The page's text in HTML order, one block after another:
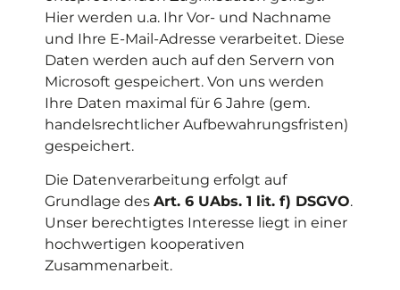
Hier werden u.a. Ihr Vor- und Nachname
und Ihre E-Mail-Adresse verarbeitet. Diese
Daten werden auch auf den Servern von
Microsoft gespeichert. Von uns werden
Ihre Daten maximal für 6 Jahre (gem.
handelsrechtlicher Aufbewahrungsfristen)
gespeichert.
Die Datenverarbeitung erfolgt auf
Grundlage des Art. 6 UAbs. 1 lit. f) DSGVO.
Unser berechtigtes Interesse liegt in einer
hochwertigen kooperativen
Zusammenarbeit.